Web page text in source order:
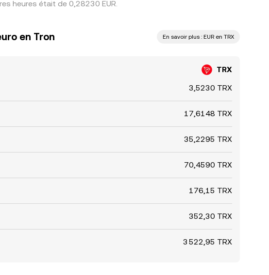
heures était de 0,28230 EUR.
en Tron En savoir plus : EUR en TRX
TRX
3,5230 TRX
17,6148 TRX
35,2295 TRX
70,4590 TRX
176,15 TRX
352,30 TRX
3 522,95 TRX